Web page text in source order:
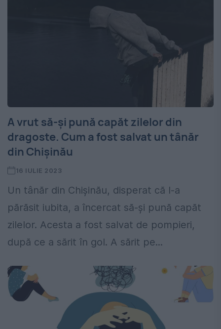
A vrut să-şi pună capăt zilelor din
dragoste. Cum a fost salvat un tânăr
din Chişinău
16 IULIE 2023
Un tânăr din Chişinău, disperat că l-a
părăsit iubita, a încercat să-şi pună capăt
zilelor. Acesta a fost salvat de pompieri,
după ce a sărit în gol. A sărit pe...